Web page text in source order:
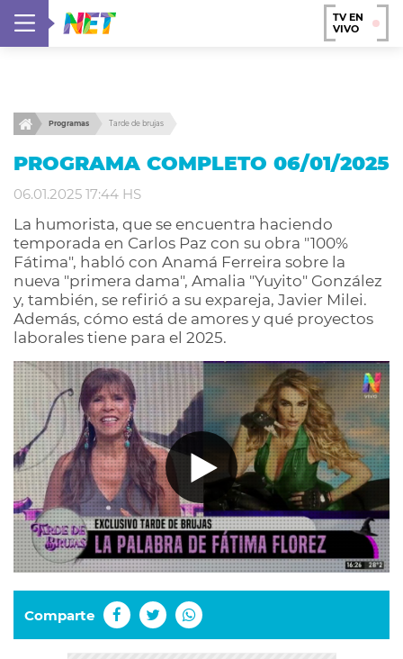
TV EN
VIVO
Programas Tarde de brujas
PROGRAMA COMPLETO 06/01/2025
06.01.2025 17:44 HS
La humorista, que se encuentra haciendo
temporada en Carlos Paz con su obra "100%
Fátima", habló con Anamá Ferreira sobre la
nueva "primera dama", Amalia "Yuyito" González
y, también, se refirió a su expareja, Javier Milei.
Además, cómo está de amores y qué proyectos
laborales tiene para el 2025.
Comparte